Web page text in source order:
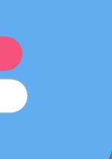
III que atiende